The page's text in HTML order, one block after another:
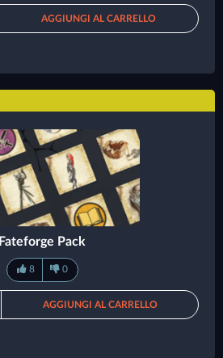
AGGIUNGI AL CARRELLO
Fateforge Pack
8 0
AGGIUNGI AL CARRELLO